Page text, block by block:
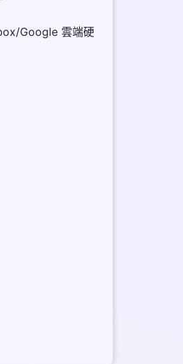
Google 雲端硬